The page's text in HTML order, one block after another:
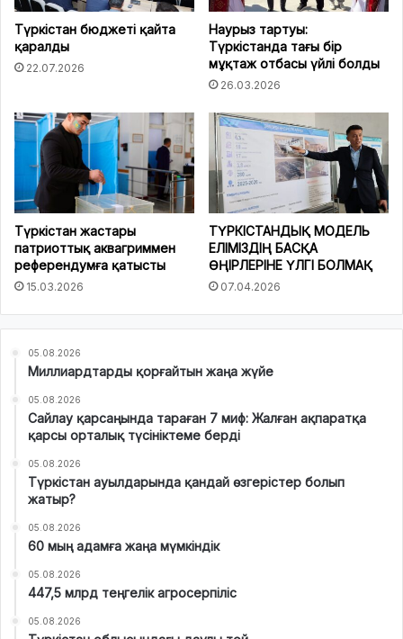
Түркістан бюджеті қайта
қаралды
22.07.2026
Наурыз тартуы:
Түркістанда тағы бір
мұқтаж отбасы үйлі болды
26.03.2026
Түркістан жастары
патриоттық аквагриммен
референдумға қатысты
15.03.2026
ТҮРКІСТАНДЫҚ МОДЕЛЬ
ЕЛІМІЗДІҢ БАСҚА
ӨҢІРЛЕРІНЕ ҮЛГІ БОЛМАҚ
07.04.2026
05.08.2026
Миллиардтарды қорғайтын жаңа жүйе
05.08.2026
Сайлау қарсаңында тараған 7 миф: Жалған ақпаратқа
қарсы орталық түсініктеме берді
05.08.2026
Түркістан ауылдарында қандай өзгерістер болып
жатыр?
05.08.2026
60 мың адамға жаңа мүмкіндік
05.08.2026
447,5 млрд теңгелік агросерпіліс
05.08.2026